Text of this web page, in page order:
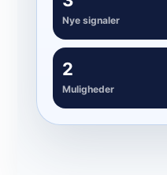
Nye signaler
2
Muligheder